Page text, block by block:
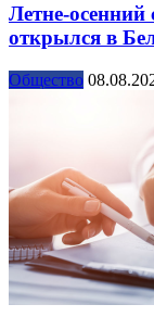
Летне-
открылся в
Общество